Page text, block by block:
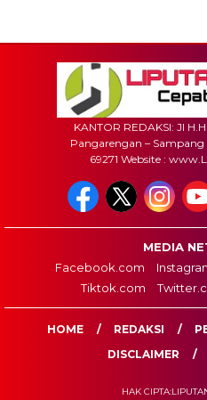
KANTOR REDAKSI: Jl
Pangarengan –
69271 Website :
MEDIA
Facebook.com
Tiktok.com
HOME REDAKSI
DISCLAIMER
HAK